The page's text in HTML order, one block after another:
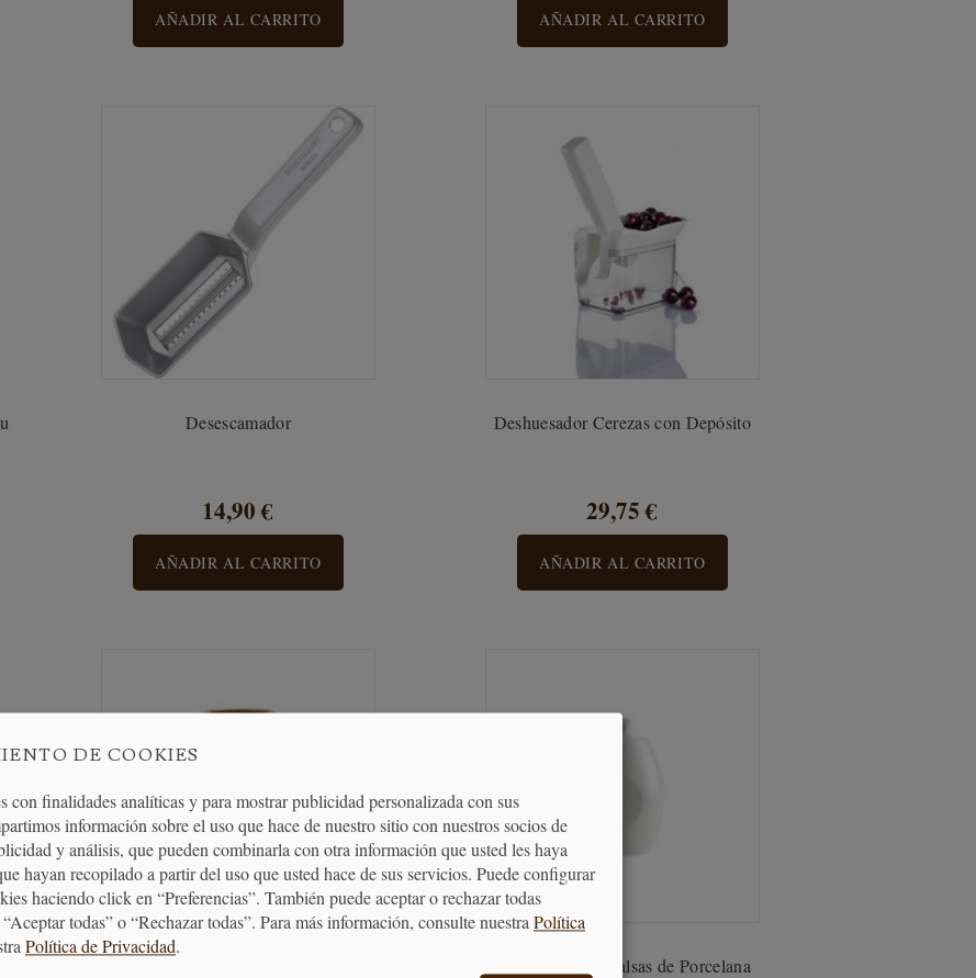
AÑADIR AL CARRITO AÑADIR AL CARRITO
Desescamador
14,90 €
AÑADIR AL CARRITO
Deshuesador Cerezas con Depósito
29,75 €
AÑADIR AL CARRITO
Dispensador de salsas de Porcelana
DE COOKIES
con finalidades analíticas y para mostrar publicidad personalizada con sus
información sobre el uso que hace de nuestro sitio con nuestros socios de
y análisis, que pueden combinarla con otra información que usted les haya
hayan recopilado a partir del uso que usted hace de sus servicios. Puede configurar
haciendo click en “Preferencias”. También puede aceptar o rechazar todas
todas” o “Rechazar todas”. Para más información, consulte nuestraPolítica
Política de Privacidad.